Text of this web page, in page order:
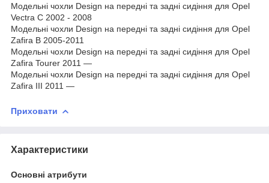
Модельні чохли Design на передні та задні сидіння для Opel
Vectra C 2002 - 2008
Модельні чохли Design на передні та задні сидіння для Opel
Zafira B 2005-2011
Модельні чохли Design на передні та задні сидіння для Opel
Zafira Tourer 2011 —
Модельні чохли Design на передні та задні сидіння для Opel
Zafira ІІI 2011 —
Приховати
Характеристики
Основні атрибути